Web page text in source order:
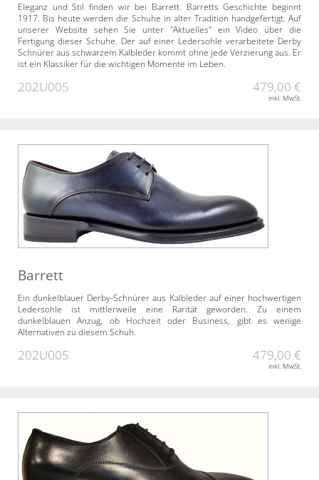
Eleganz und Stil finden wir bei Barrett. Barretts Geschichte beginnt
1917. Bis heute werden die Schuhe in alter Tradition handgefertigt. Auf
unserer Website sehen Sie unter "Aktuelles" ein Video über die
Fertigung dieser Schuhe. Der auf einer Ledersohle verarbeitete Derby
Schnürer aus schwarzem Kalbleder kommt ohne jede Verzierung aus. Er
ist ein Klassiker für die wichtigen Momente im Leben.
202U005 479,00 €
inkl. MwSt.
Barrett
Ein dunkelblauer Derby-Schnürer aus Kalbleder auf einer hochwertigen
Ledersohle ist mittlerweile eine Rarität geworden. Zu einem
dunkelblauen Anzug, ob Hochzeit oder Business, gibt es wenige
Alternativen zu diesem Schuh.
202U005 479,00 €
inkl. MwSt.